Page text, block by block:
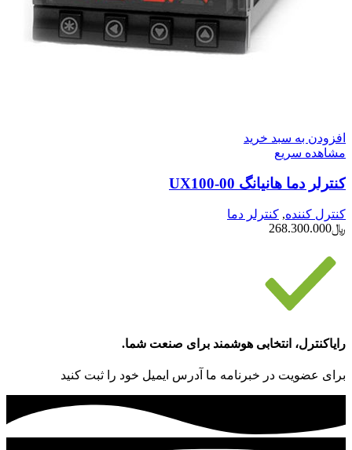
افزودن به سبد خرید
مشاهده سریع
کنترلر دما هانیانگ UX100-00
کنترل کننده, کنترلر دما
﷼268.300.000
رایاکنترل، انتخابی هوشمند برای صنعت شما.
برای عضویت در خبرنامه ما آدرس ایمیل خود را ثبت کنید